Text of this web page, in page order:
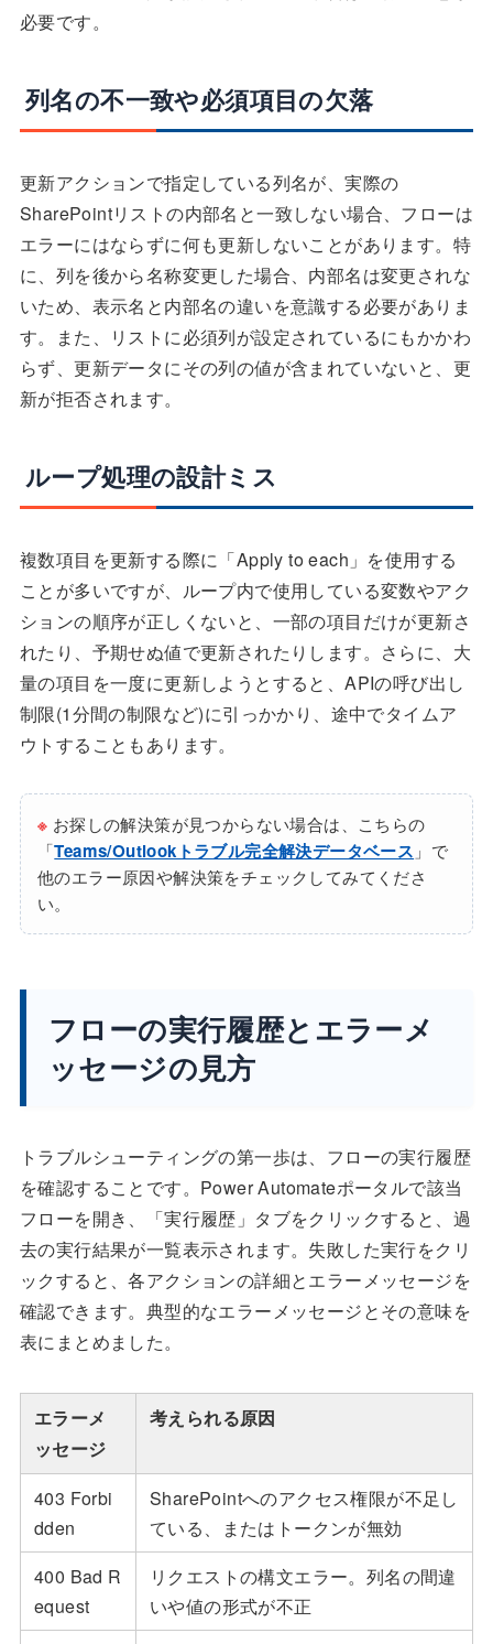
必要です。
列名の不一致や必須項目の欠落
更新アクションで指定している列名が、実際の
SharePointリストの内部名と一致しない場合、フローは
エラーにはならずに何も更新しないことがあります。特
に、列を後から名称変更した場合、内部名は変更されな
いため、表示名と内部名の違いを意識する必要がありま
す。また、リストに必須列が設定されているにもかかわ
らず、更新データにその列の値が含まれていないと、更
新が拒否されます。
ループ処理の設計ミス
複数項目を更新する際に「Apply to each」を使用する
ことが多いですが、ループ内で使用している変数やアク
ションの順序が正しくないと、一部の項目だけが更新さ
れたり、予期せぬ値で更新されたりします。さらに、大
量の項目を一度に更新しようとすると、APIの呼び出し
制限(1分間の制限など)に引っかかり、途中でタイムア
ウトすることもあります。
※ お探しの解決策が見つからない場合は、こちらの
「Teams/Outlookトラブル完全解決データベース 」で
他のエラー原因や解決策をチェックしてみてくださ
い。
フローの実行履歴とエラーメ
ッセージの見方
トラブルシューティングの第一歩は、フローの実行履歴
を確認することです。Power Automateポータルで該当
フローを開き、「実行履歴」タブをクリックすると、過
去の実行結果が一覧表示されます。失敗した実行をクリ
ックすると、各アクションの詳細とエラーメッセージを
確認できます。典型的なエラーメッセージとその意味を
表にまとめました。
エラーメ
ッセージ
考えられる原因
403 Forbi
dden
SharePointへのアクセス権限が不足し
ている、またはトークンが無効
400 Bad R
equest
リクエストの構文エラー。列名の間違
いや値の形式が不正